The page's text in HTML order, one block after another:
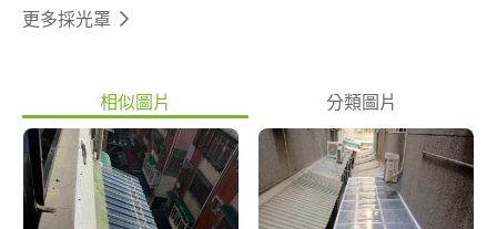
更多採光罩
相似圖片 分類圖片